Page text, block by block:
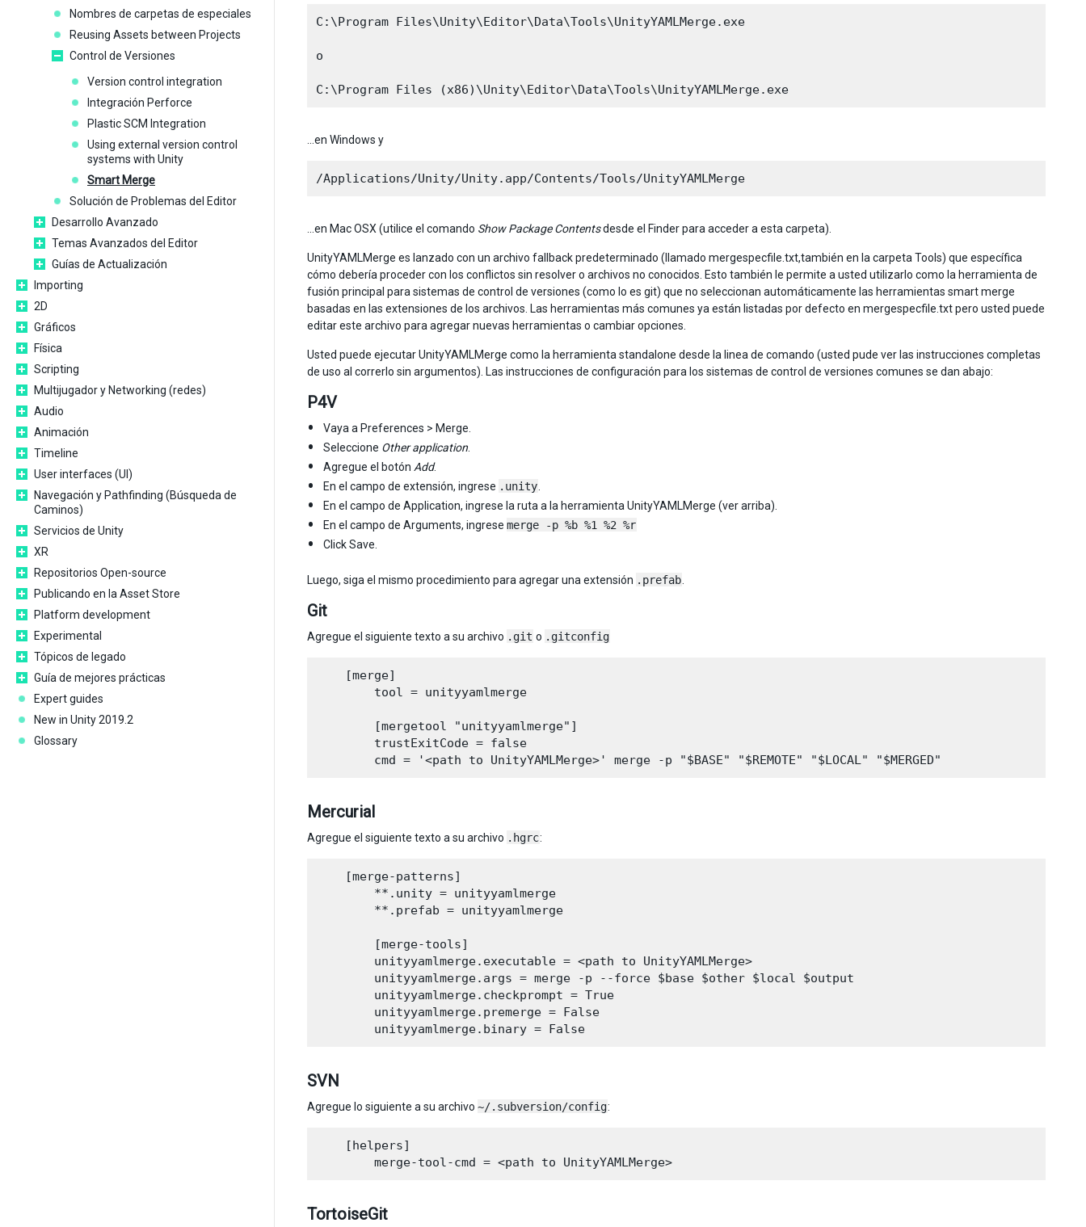
Nombres de carpetas de especiales
Reusing Assets between Projects
Control de Versiones
Version control integration
Integración Perforce
Plastic SCM Integration
Using external version control
systems with Unity
Smart Merge
Solución de Problemas del Editor
Desarrollo Avanzado
Temas Avanzados del Editor
Guías de Actualización
Importing
2D
Gráficos
Física
Scripting
Multijugador y Networking (redes)
Audio
Animación
Timeline
User interfaces (UI)
Navegación y Pathfinding (Búsqueda de
Caminos)
Servicios de Unity
XR
Repositorios Open-source
Publicando en la Asset Store
Platform development
Experimental
Tópicos de legado
Guía de mejores prácticas
Expert guides
New in Unity 2019.2
Glossary
C:\Program Files\Unity\Editor\Data\Tools\UnityYAMLMerge.exe
o
…en Windows y
…en Mac OSX (utilice el comando Show Package Contentsdesde el Finder para acceder a esta carpeta).
UnityYAMLMerge es lanzado con un archivo fallback predeterminado (llamado mergespecfile.txt,también en la carpeta Tools) que específica
cómo debería proceder con los conflictos sin resolver o archivos no conocidos. Esto también le permite a usted utilizarlo como la herramienta de
fusión principal para sistemas de control de versiones (como lo es git) que no seleccionan automáticamente las herramientas smart merge
basadas en las extensiones de los archivos. Las herramientas más comunes ya están listadas por defecto en mergespecfile.txt pero usted puede
editar este archivo para agregar nuevas herramientas o cambiar opciones.
Usted puede ejecutar UnityYAMLMerge como la herramienta standalone desde la linea de comando (usted pude ver las instrucciones completas
de uso al correrlo sin argumentos). Las instrucciones de configuración para los sistemas de control de versiones comunes se dan abajo:
P4V
Vaya a Preferences > Merge.
Seleccione Other application
Agregue el botón Add.
En el campo de extensión, ingrese .unity
En el campo de Application, ingrese la ruta a la herramienta UnityYAMLMerge (ver arriba).
En el campo de Arguments, ingrese merge -p %b %1 %2 %r
Click Save.
Luego, siga el mismo procedimiento para agregar una extensión .prefab
Git
Agregue el siguiente texto a su archivo .git o .gitconfig
    [merge]
        tool = unityyamlmerge
        [mergetool "unityyamlmerge"]
        trustExitCode = false
Mercurial
Agregue el siguiente texto a su archivo .hgrc:
    [merge-patterns]
        **.unity = unityyamlmerge
        **.prefab = unityyamlmerge
        [merge-tools]
        unityyamlmerge.executable = <path to UnityYAMLMerge>
        unityyamlmerge.args = merge -p --force $base $other $local $output
        unityyamlmerge.checkprompt = True
        unityyamlmerge.premerge = False
SVN
Agregue lo siguiente a su archivo ~/.subversion/config:
    [helpers]
TortoiseGit